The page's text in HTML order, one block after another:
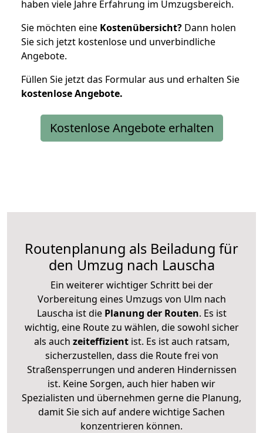
haben viele Jahre Erfahrung im Umzugsbereich.
Sie möchten eine Kostenübersicht? Dann holen
Sie sich jetzt kostenlose und unverbindliche
Angebote.
Füllen Sie jetzt das Formular aus und erhalten Sie
kostenloseAngebote.
Kostenlose Angebote erhalten
Routenplanung als Beiladung für
den Umzug nach Lauscha
Ein weiterer wichtiger Schritt bei der
Vorbereitung eines Umzugs von Ulm nach
Lauscha ist diePlanung der Routen. Es ist
wichtig, eine Route zu wählen, die sowohl sicher
als auch zeiteffizientist. Es ist auch ratsam,
sicherzustellen, dass die Route frei von
Straßensperrungen und anderen Hindernissen
ist. Keine Sorgen, auch hier haben wir
Spezialisten und übernehmen gerne die Planung,
damit Sie sich auf andere wichtige Sachen
konzentrieren können.